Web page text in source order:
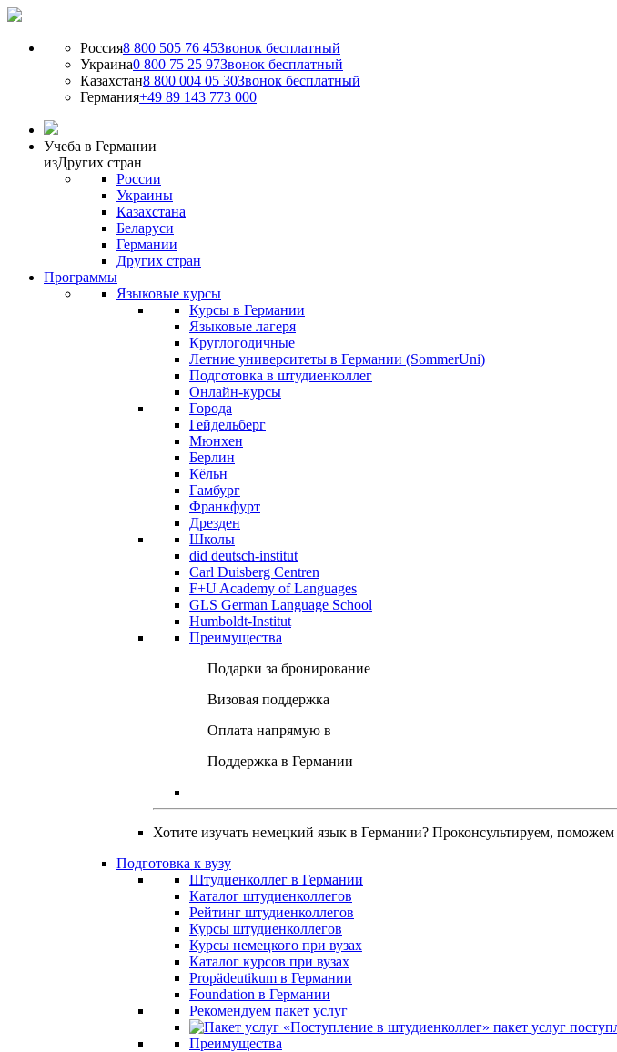
Россия8 800 505 76 45Звонок бесплатный
Украина0 800 75 25 97Звонок бесплатный
Казахстан8 800 004 05 30Звонок бесплатный
Германия+49 89 143 773 000
Учеба в Германии
изДругих стран
России
Украины
Казахстана
Беларуси
Германии
Других стран
Программы
Языковые курсы
Курсы в Германии
Языковые лагеря
Круглогодичные
Летние университеты в Германии (SommerUni)
Подготовка в штудиенколлег
Онлайн-курсы
Города
Гейдельберг
Мюнхен
Берлин
Кёльн
Гамбург
Франкфурт
Дрезден
Школы
did deutsch-institut
Carl Duisberg Centren
F+U Academy of Languages
GLS German Language School
Humboldt-Institut
Преимущества
Подарки за бронирование
Визовая поддержка
Оплата напрямую в
Поддержка в Германии
Хотите изучать немецкий язык в Германии? Проконсультируем,
Подготовка к вузу
Штудиенколлег в Германии
Каталог штудиенколлегов
Рейтинг штудиенколлегов
Курсы штудиенколлегов
Курсы немецкого при вузах
Каталог курсов при вузах
Propädeutikum в Германии
Foundation в Германии
Рекомендуем пакет услуг
Преимущества